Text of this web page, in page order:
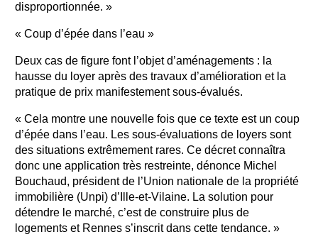
disproportionnée. »
« Coup d’épée dans l’eau »
Deux cas de figure font l’objet d’aménagements : la
hausse du loyer après des travaux d’amélioration et la
pratique de prix manifestement sous-évalués.
« Cela montre une nouvelle fois que ce texte est un coup
d’épée dans l’eau. Les sous-évaluations de loyers sont
des situations extrêmement rares. Ce décret connaîtra
donc une application très restreinte, dénonce Michel
Bouchaud, président de l’Union nationale de la propriété
immobilière (Unpi) d’Ille-et-Vilaine. La solution pour
détendre le marché, c’est de construire plus de
logements et Rennes s’inscrit dans cette tendance. »